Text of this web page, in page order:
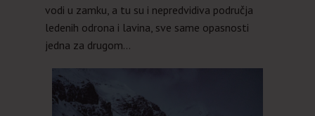
vodi u zamku, a tu su i nepredvidiva područja
ledenih odrona i lavina, sve same opasnosti
jedna za drugom…